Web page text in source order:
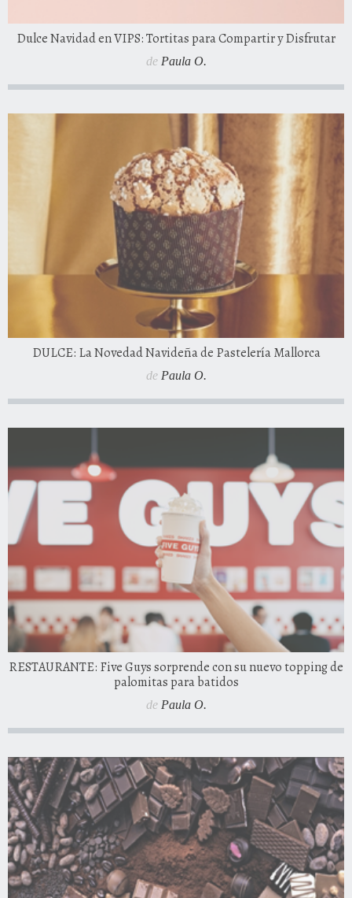
Dulce Navidad en VIPS: Tortitas para Compartir y Disfrutar
de Paula O.
DULCE: La Novedad Navideña de Pastelería Mallorca
de Paula O.
RESTAURANTE: Five Guys sorprende con su nuevo topping de
palomitas para batidos
de Paula O.